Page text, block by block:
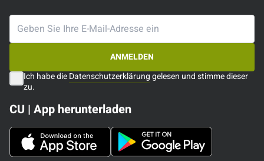
ANMELDEN
Ich habe dieDatenschutzerklärunggelesen und stimme dieser
zu.
CU | App herunterladen